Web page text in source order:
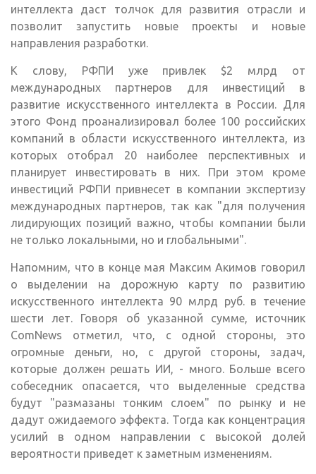
интеллекта даст толчок для развития отрасли и
позволит запустить новые проекты и новые
направления разработки.
К слову, РФПИ уже привлек $2 млрд от
международных партнеров для инвестиций в
развитие искусственного интеллекта в России. Для
этого Фонд проанализировал более 100 российских
компаний в области искусственного интеллекта, из
которых отобрал 20 наиболее перспективных и
планирует инвестировать в них. При этом кроме
инвестиций РФПИ привнесет в компании экспертизу
международных партнеров, так как "для получения
лидирующих позиций важно, чтобы компании были
не только локальными, но и глобальными".
Напомним, что в конце мая Максим Акимов говорил
о выделении на дорожную карту по развитию
искусственного интеллекта 90 млрд руб. в течение
шести лет. Говоря об указанной сумме, источник
ComNews отметил, что, с одной стороны, это
огромные деньги, но, с другой стороны, задач,
которые должен решать ИИ, - много. Больше всего
собеседник опасается, что выделенные средства
будут "размазаны тонким слоем" по рынку и не
дадут ожидаемого эффекта. Тогда как концентрация
усилий в одном направлении с высокой долей
вероятности приведет к заметным изменениям.